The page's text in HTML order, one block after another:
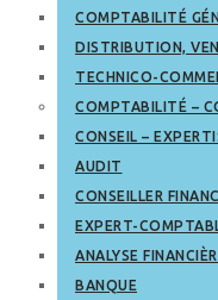
COMPTABILITÉ
DISTRIBUTION,
TECHNICO-
COMPTABILITÉ –
CONSEIL –
AUDIT
CONSEILLER
EXPERT-
ANALYSE
BANQUE